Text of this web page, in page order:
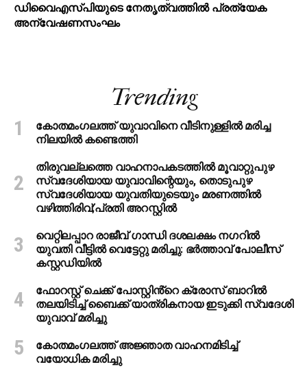
ഡിവൈഎസ്പിയുടെ നേതൃത്വത്തില്‍ പ്രത്യേക
അന്വേഷണസംഘം
Trending
കോതമംഗലത്ത് യുവാവിനെ വീടിനുള്ളിൽ മരിച്ച
നിലയിൽ കണ്ടെത്തി
തിരുവല്ലത്തെ വാഹനാപകടത്തില്‍ മൂവാറ്റുപുഴ
സ്വദേശിയായ യുവാവിന്റെയും, തൊടുപുഴ
സ്വദേശിയായ യുവതിയുടെയും മരണത്തില്‍
വഴിത്തിരിവ്;പ്രതി അറസ്റ്റില്‍
വെറ്റിലപ്പാറ രാജീവ് ഗാന്ധി ദശലക്ഷം നഗറിൽ
യുവതി വീട്ടിൽ വെട്ടേറ്റു മരിച്ചു: ഭർത്താവ് പോലീസ്
കസ്റ്റഡിയിൽ
ഫോറസ്റ്റ് ചെക്ക് പോസ്റ്റിൻ്റെ ക്രോസ് ബാറില്‍
തലയിടിച്ച് ബൈക്ക് യാത്രികനായ ഇടുക്കി സ്വദേശി
യുവാവ് മരിച്ചു
കോതമംഗലത്ത് അജ്ഞാത വാഹനമിടിച്ച്
വയോധിക മരിച്ചു